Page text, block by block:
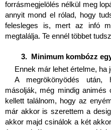
forrásmegjelölés nélkül meg
annyit mond el rólad, hogy
felesleges is, mert az infó
megtalálja. Te ennél többet
Minimum kombózz
Ennek már lehet értelme, ha
A megrökönyödés után,
másolják, még mindig
kellett találnom, hogy az
már akkor is szerettem a
akkor majd csinálok a két